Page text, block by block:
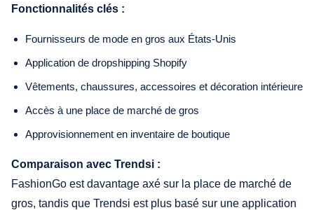
Fonctionnalités clés :
Fournisseurs de mode en gros aux États-Unis
Application de dropshipping Shopify
Vêtements, chaussures, accessoires et décoration intérieure
Accès à une place de marché de gros
Approvisionnement en inventaire de boutique
Comparaison avec Trendsi :
FashionGo est davantage axé sur la place de marché de
gros, tandis que Trendsi est plus basé sur une application